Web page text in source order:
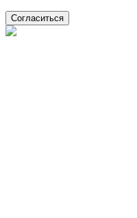
Согласиться